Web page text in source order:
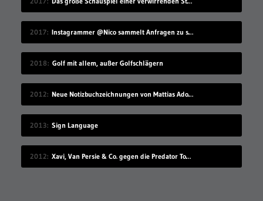
2017 Instagrammer @Nico sammelt Anfragen zu seinem Benutzernamen
2018 Golf mit allem, außer Golfschlägern
2012 Neue Notizbuchzeichnungen von Mattias Adolfsson
2013 Sign Language
2012 Xavi, Van Persie & Co. gegen die Predator Todeszonen